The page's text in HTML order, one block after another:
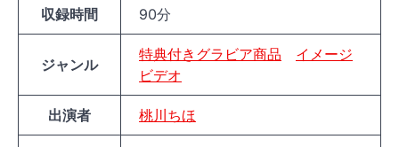
収録時間 90分
ジャンル
特典付きグラビア商品
イメージ
ビデオ
出演者 桃川ちほ